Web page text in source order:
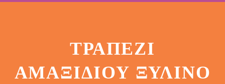
ΤΡΑΠΈΖΙ
ΑΜΑΞΙΔΊΟΥ ΞΎΛΙΝΟ